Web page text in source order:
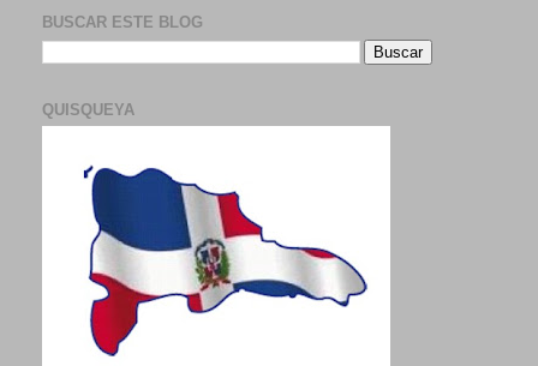
BUSCAR ESTE BLOG
QUISQUEYA